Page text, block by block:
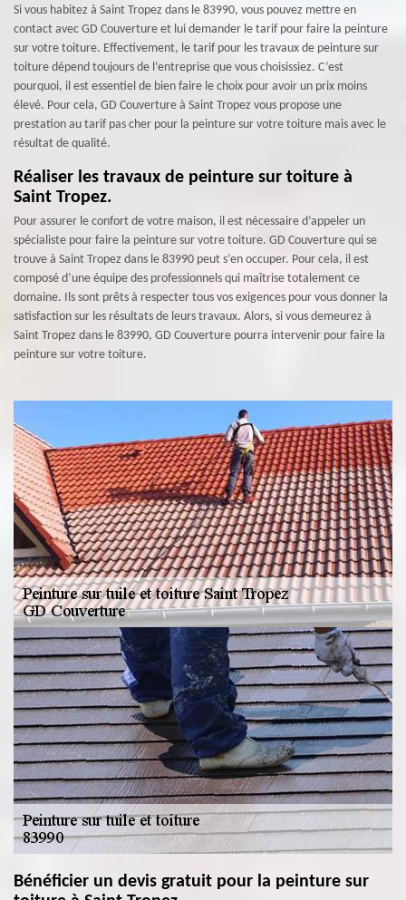
Si vous habitez à Saint Tropez dans le 83990, vous pouvez mettre en
contact avec GD Couverture et lui demander le tarif pour faire la peinture
sur votre toiture. Effectivement, le tarif pour les travaux de peinture sur
toiture dépend toujours de l’entreprise que vous choisissiez. C’est
pourquoi, il est essentiel de bien faire le choix pour avoir un prix moins
élevé. Pour cela, GD Couverture à Saint Tropez vous propose une
prestation au tarif pas cher pour la peinture sur votre toiture mais avec le
résultat de qualité.
Réaliser les travaux de peinture sur toiture à
Saint Tropez.
Pour assurer le confort de votre maison, il est nécessaire d’appeler un
spécialiste pour faire la peinture sur votre toiture. GD Couverture qui se
trouve à Saint Tropez dans le 83990 peut s’en occuper. Pour cela, il est
composé d’une équipe des professionnels qui maîtrise totalement ce
domaine. Ils sont prêts à respecter tous vos exigences pour vous donner la
satisfaction sur les résultats de leurs travaux. Alors, si vous demeurez à
Saint Tropez dans le 83990, GD Couverture pourra intervenir pour faire la
peinture sur votre toiture.
Bénéficier un devis gratuit pour la peinture sur